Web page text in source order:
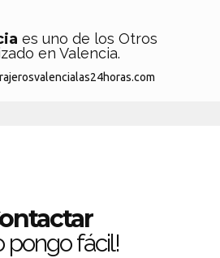
es uno de los Otros
en Valencia.
pongo fácil!